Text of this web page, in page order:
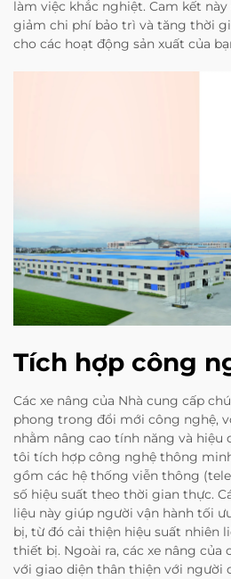
làm việc khắc nghiệt. Cam kết
giảm chi phí bảo trì và tăng thời
cho các hoạt động sản xuất của
Tích hợp công
Các xe nâng của Nhà cung cấp
phong trong đổi mới công nghệ,
nhằm nâng cao tính năng và hiệu
tôi tích hợp công nghệ thông
gồm các hệ thống viễn thông
số hiệu suất theo thời gian thực.
liệu này giúp người vận hành tối
bị, từ đó cải thiện hiệu suất nhiên
thiết bị. Ngoài ra, các xe nâng
với giao diện thân thiện với người